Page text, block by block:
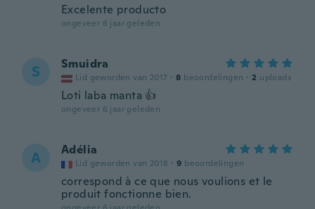
Excelente producto
ongeveer 6 jaar geleden
S Smuidra
Lid geworden van 2017 · 8 beoordelingen · 2 uploads
Loti laba manta 👍
ongeveer 6 jaar geleden
A Adélia
Lid geworden van 2018 · 9 beoordelingen
correspond à ce que nous voulions et le
produit fonctionne bien.